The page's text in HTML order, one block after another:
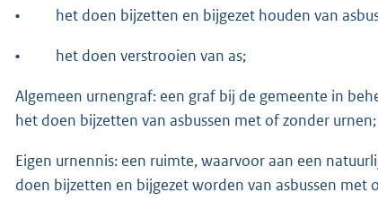
• het doen bijzetten en bijgezet houden van
• het doen verstrooien van as;
Algemeen urnengraf: een graf bij de gemeente in
het doen bijzetten van asbussen met of zonder urnen;
Eigen urnennis: een ruimte, waarvoor aan een
doen bijzetten en bijgezet worden van asbussen met